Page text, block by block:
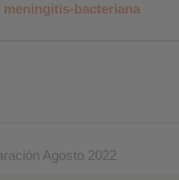
meningitis-bacteriana
Agosto 2022